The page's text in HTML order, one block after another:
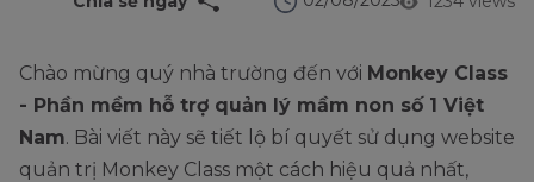
Chào mừng quý nhà trường đến với Monkey Class
- Phần mềm hỗ trợ quản lý mầm non số 1 Việt
Nam. Bài viết này sẽ tiết lộ bí quyết sử dụng website
quản trị Monkey Class một cách hiệu quả nhất,